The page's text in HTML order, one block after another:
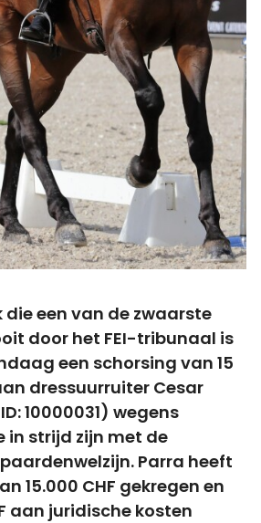
die een van de zwaarste
door het FEI-tribunaal is
een schorsing van 15
dressuurruiter Cesar
10000031) wegens
in strijd zijn met de
Parra heeft
15.000 CHF gekregen en
aan juridische kosten